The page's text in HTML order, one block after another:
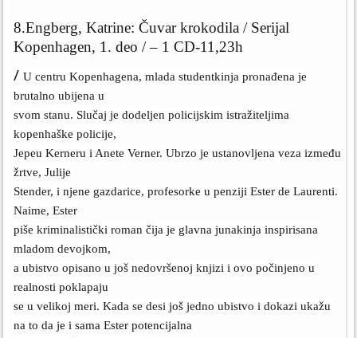
8.Engberg, Katrine: Čuvar krokodila / Serijal
Kopenhagen, 1. deo / – 1 CD-11,23h
/U centru Kopenhagena, mlada studentkinja pronađena je
brutalno ubijena u
svom stanu. Slučaj je dodeljen policijskim istražiteljima
kopenhaške policije,
Jepeu Kerneru i Anete Verner. Ubrzo je ustanovljena veza između
žrtve, Julije
Stender, i njene gazdarice, profesorke u penziji Ester de Laurenti.
Naime, Ester
piše kriminalistički roman čija je glavna junakinja inspirisana
mladom devojkom,
a ubistvo opisano u još nedovršenoj knjizi i ovo počinjeno u
realnosti poklapaju
se u velikoj meri. Kada se desi još jedno ubistvo i dokazi ukažu
na to da je i sama Ester potencijalna